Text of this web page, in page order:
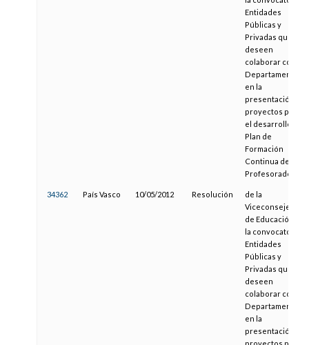
Entidades
Públicas y
Privadas que
deseen
colaborar con el
Departamento
en la
presentación de
proyectos para
el desarrollo del
Plan de
Formación
Continua del
Profesorado
34362 País Vasco 10/05/2012 Resolución
de la
Viceconsejera
de Educación, de
la convocatoria a
Entidades
Públicas y
Privadas que
deseen
colaborar con el
Departamento
en la
presentación de